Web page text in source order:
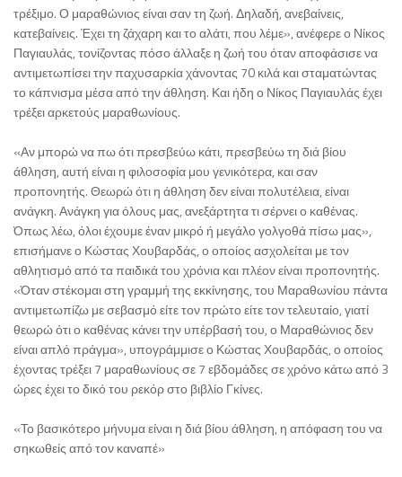
τρέξιμο. Ο μαραθώνιος είναι σαν τη ζωή. Δηλαδή, ανεβαίνεις,
κατεβαίνεις. Έχει τη ζάχαρη και το αλάτι, που λέμε», ανέφερε ο Νίκος
Παγιαυλάς, τονίζοντας πόσο άλλαξε η ζωή του όταν αποφάσισε να
αντιμετωπίσει την παχυσαρκία χάνοντας 70 κιλά και σταματώντας
το κάπνισμα μέσα από την άθληση. Και ήδη ο Νίκος Παγιαυλάς έχει
τρέξει αρκετούς μαραθωνίους.
«Αν μπορώ να πω ότι πρεσβεύω κάτι, πρεσβεύω τη διά βίου
άθληση, αυτή είναι η φιλοσοφία μου γενικότερα, και σαν
προπονητής. Θεωρώ ότι η άθληση δεν είναι πολυτέλεια, είναι
ανάγκη. Ανάγκη για όλους μας, ανεξάρτητα τι σέρνει ο καθένας.
Όπως λέω, όλοι έχουμε έναν μικρό ή μεγάλο γολγοθά πίσω μας»,
επισήμανε ο Κώστας Χουβαρδάς, ο οποίος ασχολείται με τον
αθλητισμό από τα παιδικά του χρόνια και πλέον είναι προπονητής.
«Όταν στέκομαι στη γραμμή της εκκίνησης, του Μαραθωνίου πάντα
αντιμετωπίζω με σεβασμό είτε τον πρώτο είτε τον τελευταίο, γιατί
θεωρώ ότι ο καθένας κάνει την υπέρβασή του, ο Μαραθώνιος δεν
είναι απλό πράγμα», υπογράμμισε ο Κώστας Χουβαρδάς, ο οποίος
έχοντας τρέξει 7 μαραθωνίους σε 7 εβδομάδες σε χρόνο κάτω από 3
ώρες έχει το δικό του ρεκόρ στο βιβλίο Γκίνες.
«Το βασικότερο μήνυμα είναι η διά βίου άθληση, η απόφαση του να
σηκωθείς από τον καναπέ»